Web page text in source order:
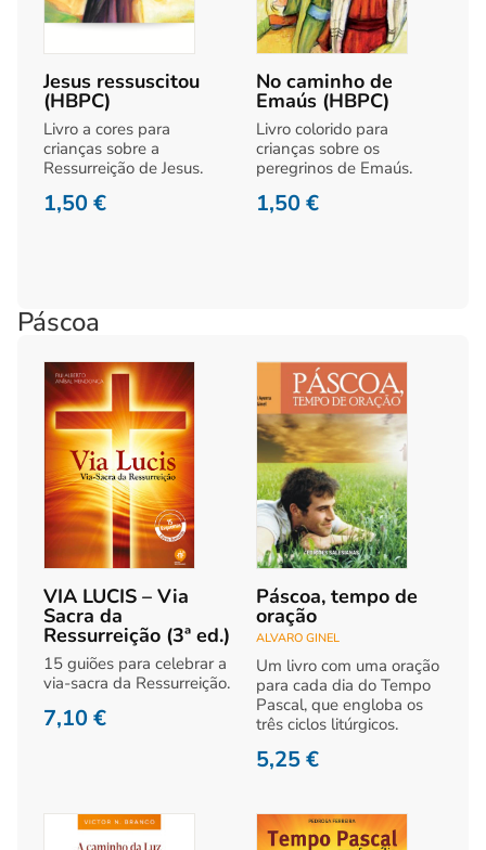
Jesus ressuscitou
(HBPC)
Livro a cores para
crianças sobre a
Ressurreição de Jesus.
1,50€
No caminho de
Emaús (HBPC)
Livro colorido para
crianças sobre os
peregrinos de Emaús.
1,50€
Páscoa
VIA LUCIS – Via
Sacra da
Ressurreição (3ª ed.)
15 guiões para celebrar a
via-sacra da Ressurreição.
7,10€
Páscoa, tempo de
oração
ALVARO GINEL
Um livro com uma oração
para cada dia do Tempo
Pascal, que engloba os
três ciclos litúrgicos.
5,25€